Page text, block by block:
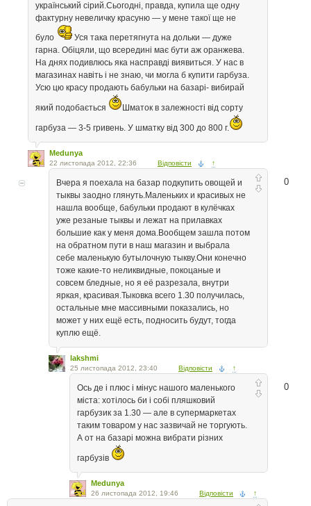
український сірий.Сьогодні, правда, купила ще одну
фактурну невеличку красуню — у мене такої ще не
було
Уся така перетягнута на дольки — дуже
гарна. Обіцяли, що всередині має бути аж оранжева.
На днях подивлюсь яка насправді виявиться. У нас в
магазинах навіть і не знаю, чи могла б купити гарбуза.
Усю цю красу продають бабульки на базарі- вибирай
який подобається Шматок в залежності від сорту
гарбуза — 3-5 гривень. У шматку від 300 до 800 г.
Medunya
22 листопада 2012, 22:36 Відповісти ↑
0
Вчера я поехала на базар подкупить овощей и
тыквы заодно глянуть.Маленьких и красивых не
нашла вообще, бабульки продают в кулёчках
уже резаные тыквы и лежат на прилавках
большие как у меня дома.Вообщем зашла потом
на обратном пути в наш магазин и выбрала
себе маленькую бутылочную тыкву.Они конечно
тоже какие-то неликвидные, покоцаные и
совсем бледные, но я её разрезала, внутри
яркая, красивая.Тыковка всего 1.30 получилась,
остальные мне массивными показались, но
может у них ещё есть, подносить будут, тогда
куплю ещё.
lakshmi
25 листопада 2012, 23:40 Відповісти ↑
0
Ось де і плюс і мінус нашого маленького
міста: хотілось би і собі пляшковий
гарбузик за 1.30 — але в супермаркетах
таким товаром у нас зазвичай не торгують.
А от на базарі можна вибрати різних
гарбузів
Medunya
26 листопада 2012, 19:46 Відповісти ↑